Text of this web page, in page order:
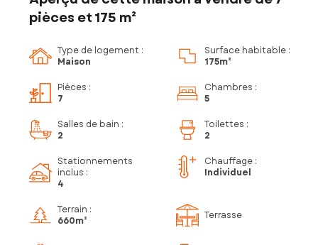
pièces et 175 m²
Type de logement :
Maison
Surface habitable :
175m²
Pièces :
7
Chambres :
5
Salles de bain :
2
Toilettes :
2
Stationnements
inclus :
4
Chauffage :
Individuel
Terrain :
660m²
Terrasse